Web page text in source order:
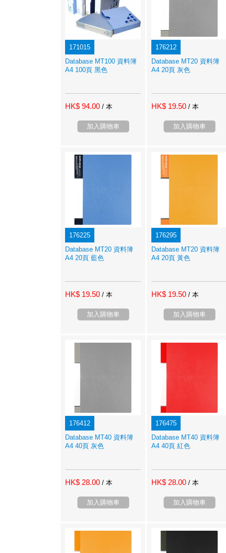
171015
Database MT100 資料簿
A4 100頁 黑色
HK$ 94.00 / 本
加入購物車
176212
Database MT20 資料簿
A4 20頁 灰色
HK$ 19.50 / 本
加入購物車
176225
Database MT20 資料簿
A4 20頁 藍色
HK$ 19.50 / 本
加入購物車
176295
Database MT20 資料簿
A4 20頁 黃色
HK$ 19.50 / 本
加入購物車
176412
Database MT40 資料簿
A4 40頁 灰色
HK$ 28.00 / 本
加入購物車
176475
Database MT40 資料簿
A4 40頁 紅色
HK$ 28.00 / 本
加入購物車